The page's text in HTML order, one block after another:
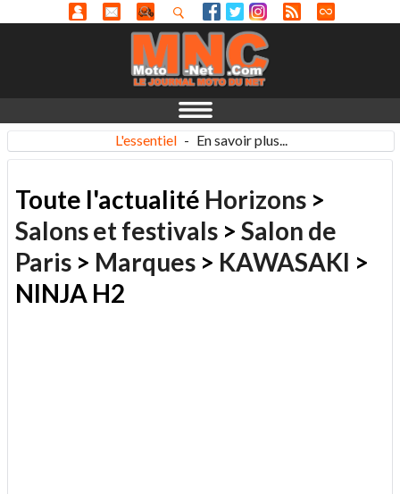
L'essentiel - En savoir plus...
Toute l'actualité Horizons >
Salons et festivals > Salon de
Paris > Marques > KAWASAKI >
NINJA H2